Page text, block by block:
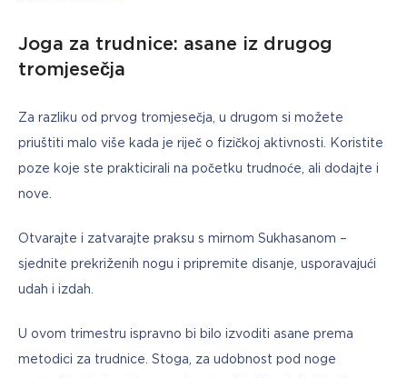
Joga za trudnice: asane iz drugog
tromjesečja
Za razliku od prvog tromjesečja, u drugom si možete
priuštiti malo više kada je riječ o fizičkoj aktivnosti. Koristite
poze koje ste prakticirali na početku trudnoće, ali dodajte i
nove.
Otvarajte i zatvarajte praksu s mirnom Sukhasanom –
sjednite prekriženih nogu i pripremite disanje, usporavajući
udah i izdah.
U ovom trimestru ispravno bi bilo izvoditi asane prema
metodici za trudnice. Stoga, za udobnost pod noge